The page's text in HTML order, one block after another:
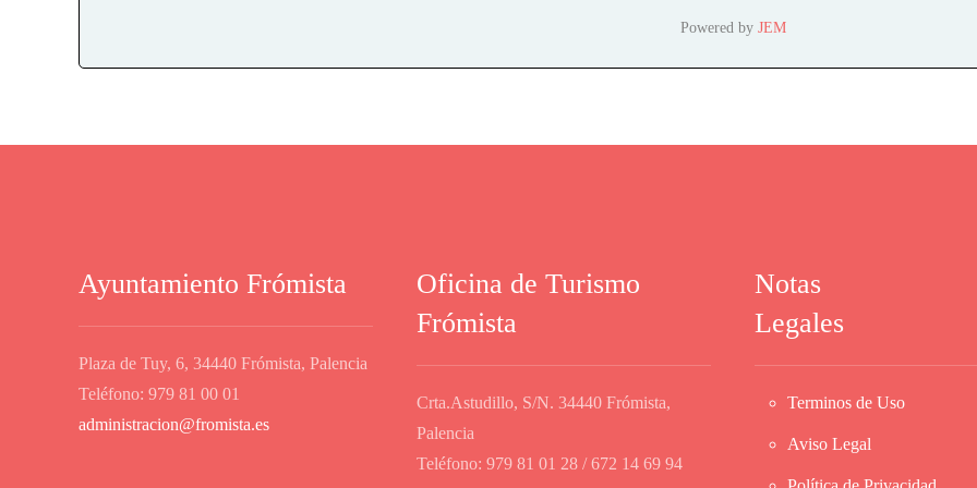
Powered by JEM
Ayuntamiento Frómista
Plaza de Tuy, 6, 34440 Frómista, Palencia
Teléfono: 979 81 00 01
administracion@fromista.es
Oficina de Turismo
Frómista
Crta.Astudillo, S/N. 34440 Frómista,
Palencia
Teléfono: 979 81 01 28 / 672 14 69 94
Notas
Legales
Terminos de Uso
Aviso Legal